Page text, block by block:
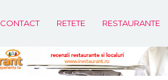
CONTACT RETETE RESTAURANTE